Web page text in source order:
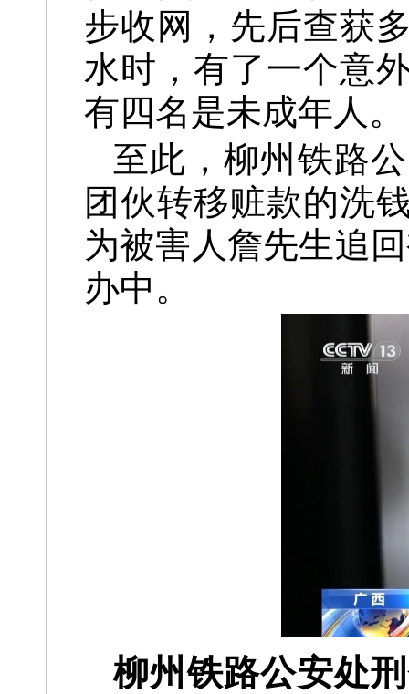
步收网，先后查获
水时，有了一个意
有四名是未成年人。
至此，柳州铁路
团伙转移赃款的洗
为被害人詹先生追
办中。
柳州铁路公安处